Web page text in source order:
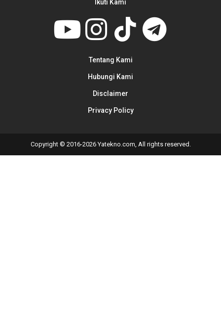
Ikuti Kami
Tentang Kami
Hubungi Kami
Disclaimer
Privacy Policy
Copyright © 2016-2026 Yatekno.com, All rights reserved.